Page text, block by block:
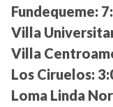
Fundequeme:
Villa
Villa
Los Ciruelos:
Loma Linda